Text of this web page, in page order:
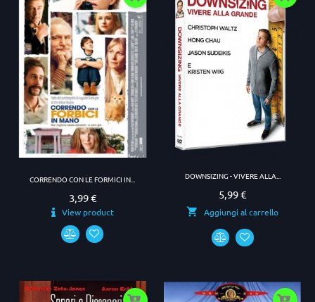
CORRENDO CON LE FORMICI IN...
Prezzo
3,99 €
View product
DOWNSIZING - VIVERE ALLA...
Prezzo
5,99 €
Aggiungi al carrello